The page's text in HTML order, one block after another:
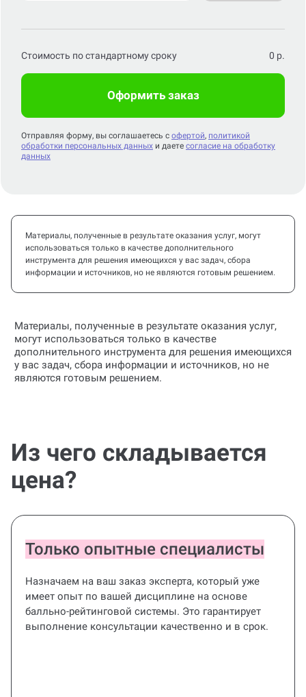
Стоимость по стандартному сроку 0 р.
Оформить заказ
Отправляя форму, вы соглашаетесь с офертой, политикой
обработки персональных данных и даете согласие на обработку
данных
Материалы, полученные в результате оказания услуг, могут
использоваться только в качестве дополнительного
инструмента для решения имеющихся у вас задач, сбора
информации и источников, но не являются готовым решением.
Материалы, полученные в результате оказания услуг,
могут использоваться только в качестве
дополнительного инструмента для решения имеющихся
у вас задач, сбора информации и источников, но не
являются готовым решением.
Из чего складывается
цена?
Только опытные специалисты
Назначаем на ваш заказ эксперта, который уже
имеет опыт по вашей дисциплине на основе
балльно-рейтинговой системы. Это гарантирует
выполнение консультации качественно и в срок.